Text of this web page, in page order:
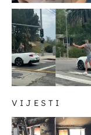
VIJESTI